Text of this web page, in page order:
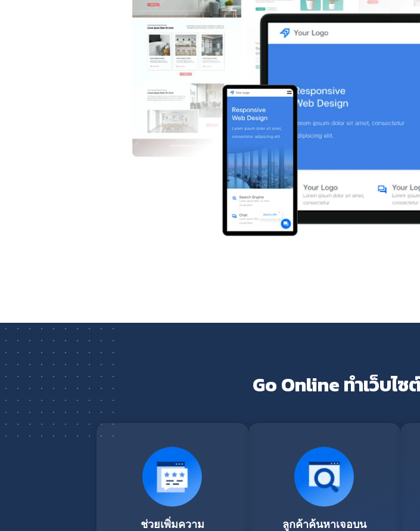
Go Online ทำเว็บไซ
ช่วยเพิ่มความ
ลูกค้าค้นหาเจอบน